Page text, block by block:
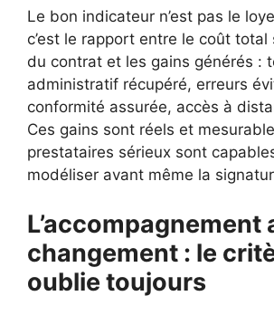
Le bon indicateur n’est pas le
c’est le rapport entre le coût total
du contrat et les gains générés :
administratif récupéré, erreurs
conformité assurée, accès à
Ces gains sont réels et
prestataires sérieux sont
modéliser avant même la
L’accompagnement
changement : le
oublie toujours